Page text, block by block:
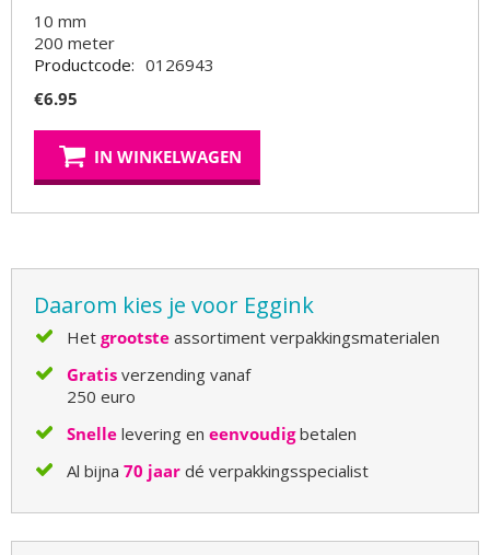
10 mm
200 meter
Productcode: 0126943
€6.95
IN WINKELWAGEN
Daarom kies je voor Eggink
Het grootste assortiment verpakkingsmaterialen
Gratis verzending vanaf
250 euro
Snelle levering en eenvoudigbetalen
Al bijna 70 jaar dé verpakkingsspecialist